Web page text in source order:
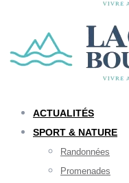
ACTUALITÉS
SPORT & NATURE
Randonnées
Promenades